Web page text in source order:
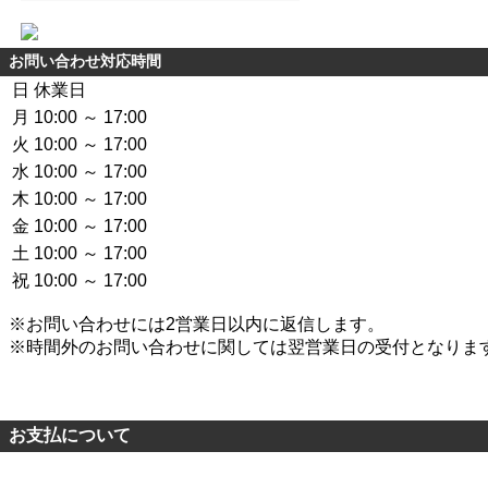
お問い合わせ対応時間
日 休業日
月 10:00 ～ 17:00
火 10:00 ～ 17:00
水 10:00 ～ 17:00
木 10:00 ～ 17:00
金 10:00 ～ 17:00
土 10:00 ～ 17:00
祝 10:00 ～ 17:00
※お問い合わせには2営業日以内に返信します。
※時間外のお問い合わせに関しては翌営業日の受付となりま
お支払について